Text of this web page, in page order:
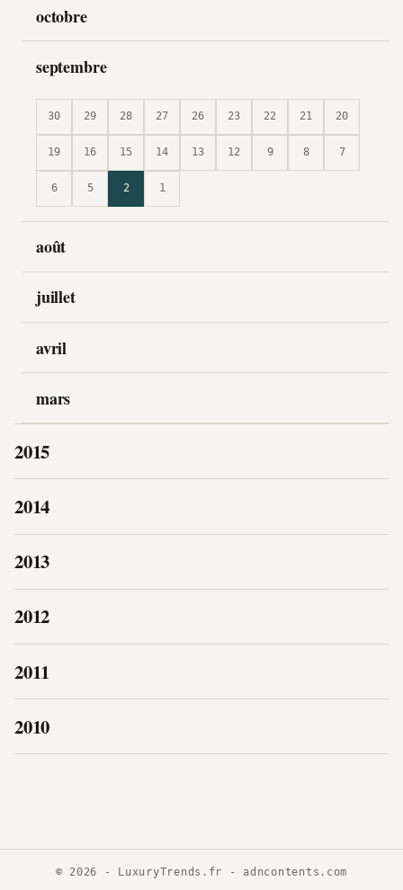
octobre
septembre
30 29 28 27 26 23 22 21 20
19 16 15 14 13 12 9 8 7
6 5 2 1
août
juillet
avril
mars
2015
2014
2013
2012
2011
2010
© 2026 - LuxuryTrends.fr - adncontents.com